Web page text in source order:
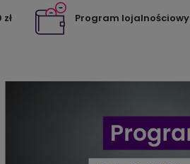
Program lojalnościowy